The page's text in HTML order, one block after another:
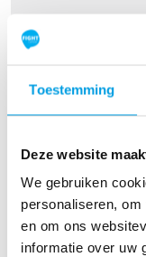
Toestemming
Deze website
We gebruiken
personaliseren,
en om ons
informatie over uw